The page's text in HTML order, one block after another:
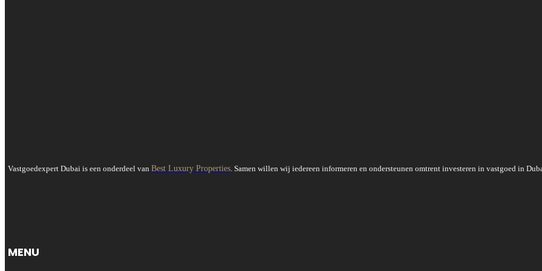
Vastgoedexpert Dubai is een onderdeel van Best Luxury Properties. Samen willen wij iedereen informeren en ondersteunen omtrent investeren in vastgoed in
MENU